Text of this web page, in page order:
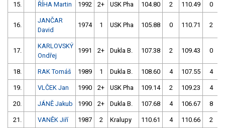
15. ŘÍHA Martin 1992 2+ USK Pha 104.80 2 110.49 0
16.
JANČAR
David
1974 1 USK Pha 105.88 0 110.71 2
17.
KARLOVSKÝ
Ondřej
1991 2+ Dukla B. 107.38 2 109.43 0
18. RAK Tomáš 1989 1 Dukla B. 108.60 4 107.55 4
19. VLČEK Jan 1990 2+ USK Pha 109.14 2 109.23 4
20. JÁNĚ Jakub 1990 2+ Dukla B. 107.68 4 106.67 8
21. VANĚK Jiří 1987 2 Kralupy 110.61 4 110.66 2